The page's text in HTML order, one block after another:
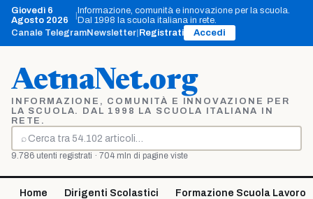
Vai
contenuto
Giovedì 6
Agosto 2026
Informazione, comunità e innovazione per la scuola.
Dal 1998 la scuola italiana in rete.
Canale TelegramNewsletter Registrati Accedi
AetnaNet.org
INFORMAZIONE, COMUNITÀ E INNOVAZIONE PER
LA SCUOLA. DAL 1998 LA SCUOLA ITALIANA IN
RETE.
⌕
Cerca
9.786 utenti registrati · 704 mln di pagine viste
Home Dirigenti Scolastici Formazione Scuola Lavoro